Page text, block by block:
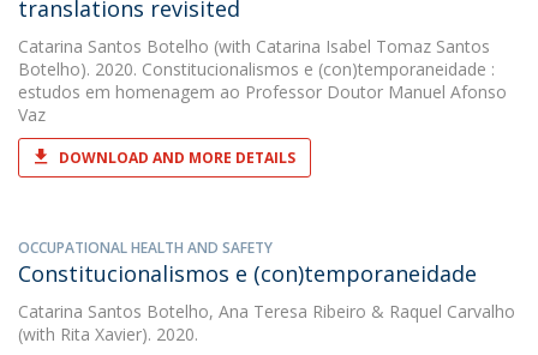
translations revisited
Catarina Santos Botelho (with Catarina Isabel Tomaz Santos
Botelho). 2020. Constitucionalismos e (con)temporaneidade :
estudos em homenagem ao Professor Doutor Manuel Afonso
Vaz
DOWNLOAD AND MORE DETAILS
OCCUPATIONAL HEALTH AND SAFETY
Constitucionalismos e (con)temporaneidade
Catarina Santos Botelho, Ana Teresa Ribeiro & Raquel Carvalho
(with Rita Xavier). 2020.